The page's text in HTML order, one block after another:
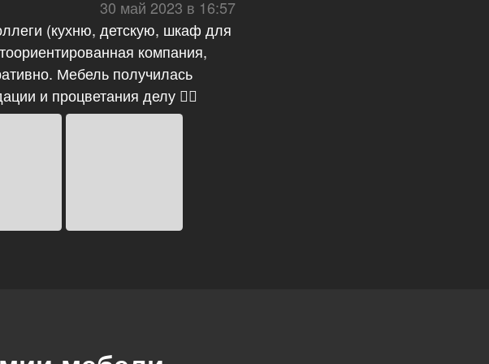
30 май 2023 в 16:57
(кухню, детскую, шкаф для
компания,
Мебель получилась
и процветания делу 👍🏻